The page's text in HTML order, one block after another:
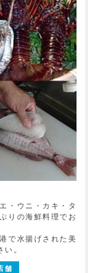
・ウニ・カキ・タ
りの海鮮料理でお
で水揚げされた美
。
舗